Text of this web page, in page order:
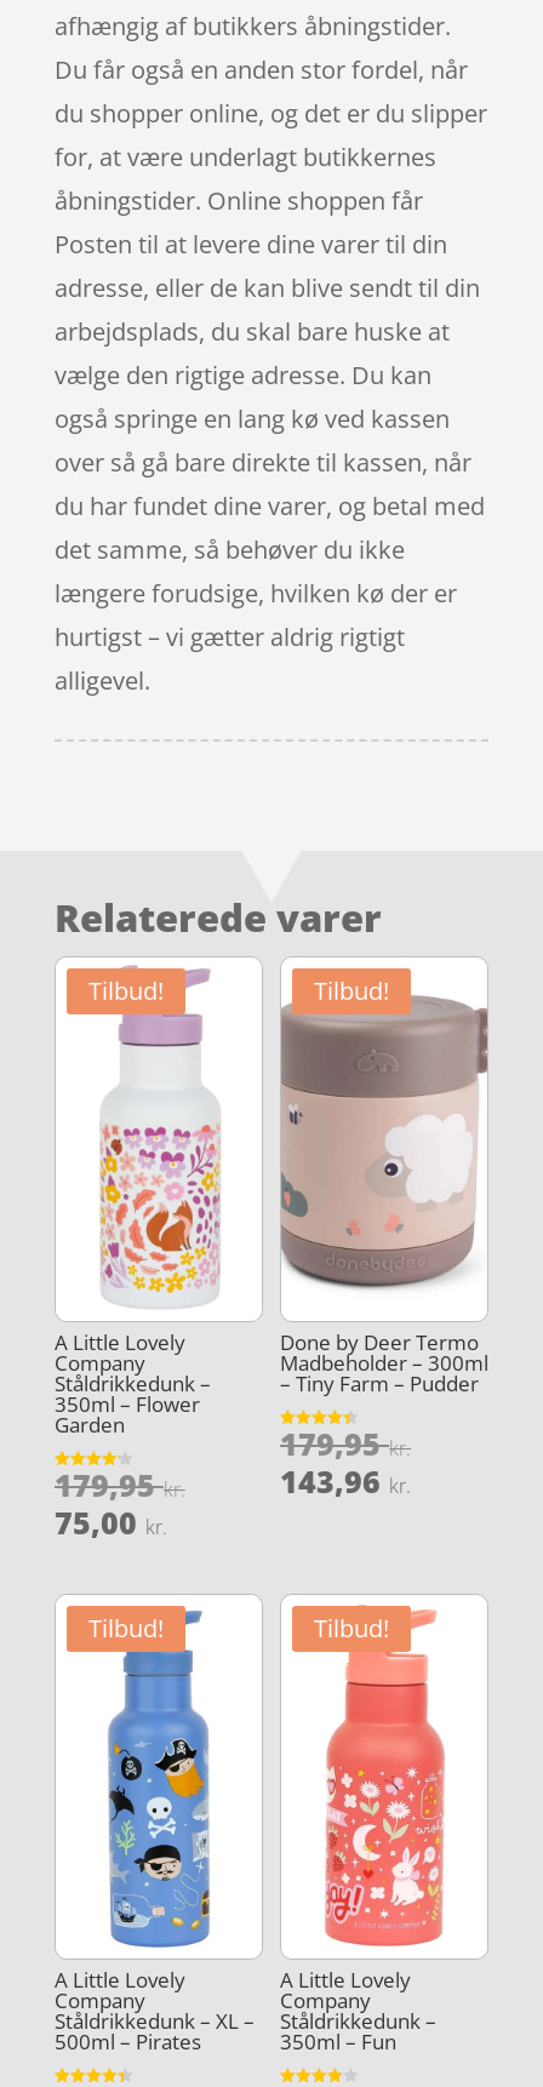
afhængig af butikkers åbningstider.
Du får også en anden stor fordel, når
du shopper online, og det er du slipper
for, at være underlagt butikkernes
åbningstider. Online shoppen får
Posten til at levere dine varer til din
adresse, eller de kan blive sendt til din
arbejdsplads, du skal bare huske at
vælge den rigtige adresse. Du kan
også springe en lang kø ved kassen
over så gå bare direkte til kassen, når
du har fundet dine varer, og betal med
det samme, så behøver du ikke
længere forudsige, hvilken kø der er
hurtigst – vi gætter aldrig rigtigt
alligevel.
Relaterede varer
Tilbud!
A Little Lovely
Company
Ståldrikkedunk –
350ml – Flower
Garden
Vurderet
4.2
179,95kr.Den
179,95 kr..
75,00 kr.
pris
er:
75,00 kr..
Tilbud!
Done by Deer Termo
Madbeholder – 300ml
– Tiny Farm – Pudder
Vurderet
4.4
179,95kr.Den
143,96 kr.
143,96
Tilbud!
A Little Lovely
Company
Ståldrikkedunk – XL –
500ml – Pirates
Tilbud!
A Little Lovely
Company
Ståldrikkedunk –
350ml – Fun